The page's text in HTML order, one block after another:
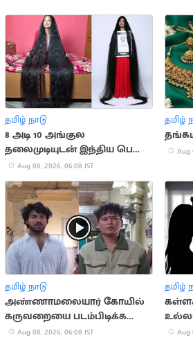
தமிழ் நாடு
8 அடி 10 அங்குல
தலைமுடியுடன் இந்திய பெண்
கின்னஸ் சாதனை
Aug 08, 2026, 06:08 IST
தமிழ்
Aug
தமிழ் நாடு
அண்ணாமலையார் கோயில்
கருவறையை படம்பிடிக்க
முயன்றவர்கள் கைது
Aug 08, 2026, 06:08 IST
தமிழ்
Aug